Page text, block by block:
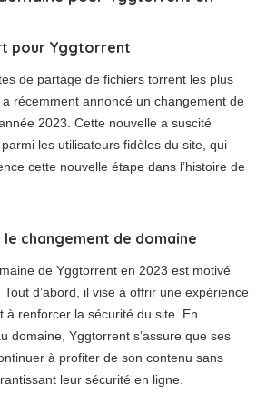
pour Yggtorrent
de partage de fichiers torrent les plus
récemment annoncé un changement de
2023. Cette nouvelle a suscité
les utilisateurs fidèles du site, qui
cette nouvelle étape dans l’histoire de
changement de domaine
de Yggtorrent en 2023 est motivé
d’abord, il vise à offrir une expérience
à renforcer la sécurité du site. En
domaine, Yggtorrent s’assure que ses
à profiter de son contenu sans
leur sécurité en ligne.